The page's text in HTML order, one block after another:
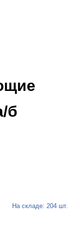
б
На складе: 204 шт.